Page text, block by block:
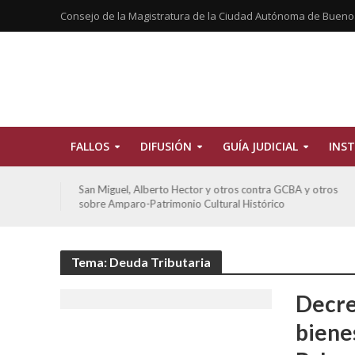
Consejo de la Magistratura de la Ciudad Autónoma de
FALLOS DIFUSIÓN GUÍA JUDICIAL
San Miguel, Alberto Hector y otros contra GCBA y otros
sobre Amparo-Patrimonio Cultural Histórico
Tema: Deuda Tributaria